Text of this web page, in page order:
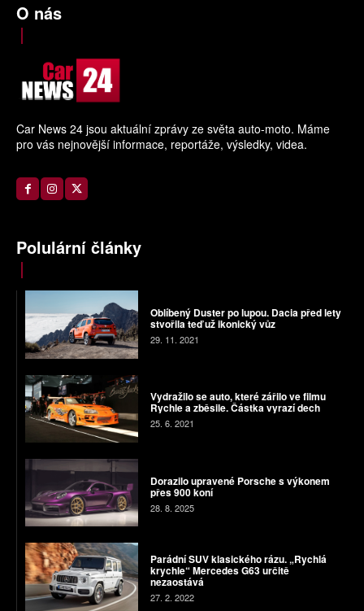
O nás
Car News 24 jsou aktuální zprávy ze světa auto-moto. Máme
pro vás nejnovější informace, reportáže, výsledky, videa.
Polulární články
Oblíbený Duster po lupou. Dacia před lety
stvořila teď už ikonický vůz
29. 11. 2021
Vydražilo se auto, které zářilo ve filmu
Rychle a zběsile. Částka vyrazí dech
25. 6. 2021
Dorazilo upravené Porsche s výkonem
přes 900 koní
28. 8. 2025
Parádní SUV klasického rázu. „Rychlá
krychle“ Mercedes G63 určitě
nezaostává
27. 2. 2022